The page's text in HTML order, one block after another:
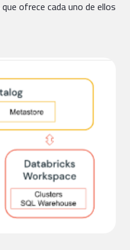
ofrece cada uno de ellos